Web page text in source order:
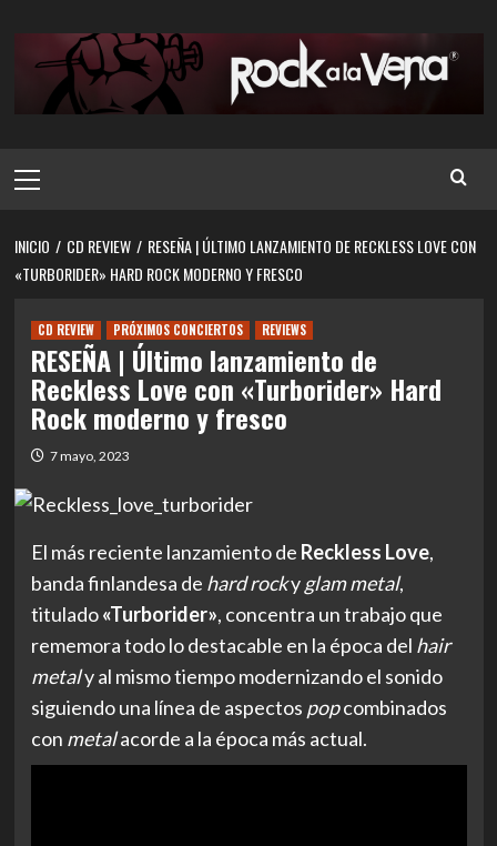
contenido
principal
INICIO CD REVIEW
RESEÑA | ÚLTIMO LANZAMIENTO DE RECKLESS LOVE CON
«TURBORIDER» HARD ROCK MODERNO Y FRESCO
CD REVIEW PRÓXIMOS CONCIERTOS REVIEWS
RESEÑA | Último lanzamiento de
Reckless Love con «Turborider» Hard
Rock moderno y fresco
7 mayo, 2023
El más reciente lanzamiento de Reckless Love,
banda finlandesa de hard rockyglam metal,
titulado«Turborider», concentra un trabajo que
rememora todo lo destacable en la época del hair
metaly al mismo tiempo modernizando el sonido
siguiendo una línea de aspectos popcombinados
con metalacorde a la época más actual.